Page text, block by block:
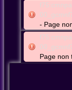
- Page
Page non